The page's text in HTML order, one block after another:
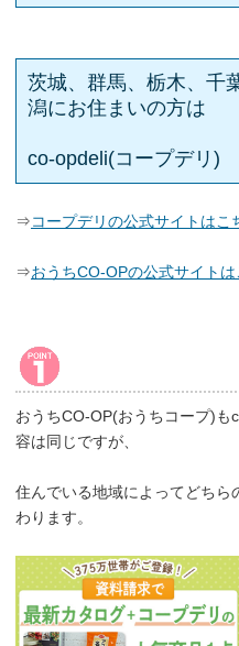
茨城、群馬、栃木、千
潟にお住まいの方は
co-opdeli(コープデリ)
⇒コープデリの公式サイトはこ
⇒おうちCO-OPの公式サイトは
おうちCO-OP(おうちコープ)
容は同じですが、
住んでいる地域によってどち
わります。